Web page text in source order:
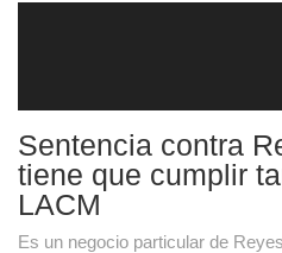
Sentencia contra
tiene que cumplir
LACM
Es un negocio particular de